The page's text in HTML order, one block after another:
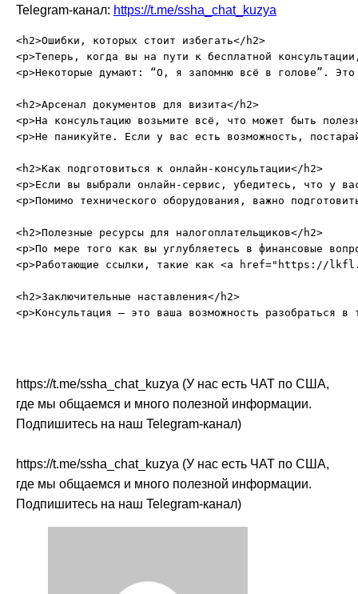
Telegram-канал: https://t.me/ssha_chat_kuzya
<h2>Ошибки, которых стоит избегать</h2>
<p>Теперь, когда вы на пути к бесплатной
<p>Некоторые думают: “О, я запомню всё в голове”.
<h2>Арсенал документов для визита</h2>
<p>На консультацию возьмите всё, что может быть
<p>Не паникуйте. Если у вас есть возможность,
<h2>Как подготовиться к онлайн-консультации</h2>
<p>Если вы выбрали онлайн-сервис, убедитесь, что у
<p>Помимо технического оборудования, важно
<h2>Полезные ресурсы для налогоплательщиков</h2>
<p>По мере того как вы углубляетесь в финансовые
<p>Работающие ссылки, такие как <a href="https://
<h2>Заключительные наставления</h2>
https://t.me/ssha_chat_kuzya (У нас есть ЧАТ по США,
где мы общаемся и много полезной информации.
Подпишитесь на наш Telegram-канал)
https://t.me/ssha_chat_kuzya (У нас есть ЧАТ по США,
где мы общаемся и много полезной информации.
Подпишитесь на наш Telegram-канал)